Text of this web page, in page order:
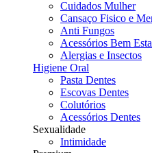
Cuidados Mulher
Cansaço Fisico e
Anti Fungos
Acessórios Bem
Alergias e Insectos
Higiene Oral
Pasta Dentes
Escovas Dentes
Colutórios
Acessórios Dentes
Sexualidade
Intimidade